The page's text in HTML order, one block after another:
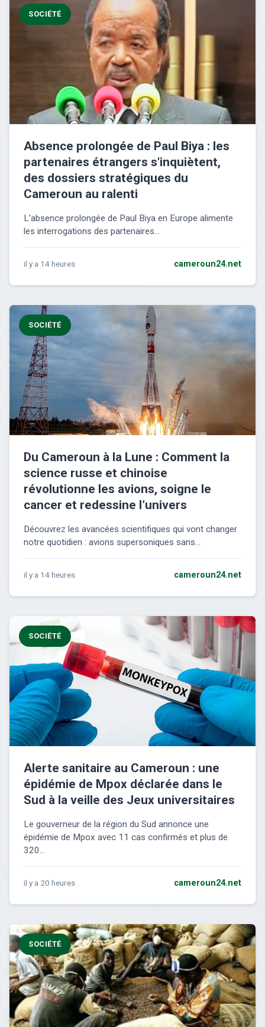
SOCIÉTÉ
Absence prolongée de Paul Biya : les
partenaires étrangers s'inquiètent,
des dossiers stratégiques du
Cameroun au ralenti
L'absence prolongée de Paul Biya en Europe alimente
les interrogations des partenaires...
il y a 14 heures cameroun24.net
SOCIÉTÉ
Du Cameroun à la Lune : Comment la
science russe et chinoise
révolutionne les avions, soigne le
cancer et redessine l’univers
Découvrez les avancées scientifiques qui vont changer
notre quotidien : avions supersoniques sans...
il y a 14 heures cameroun24.net
SOCIÉTÉ
Alerte sanitaire au Cameroun : une
épidémie de Mpox déclarée dans le
Sud à la veille des Jeux universitaires
Le gouverneur de la région du Sud annonce une
épidémie de Mpox avec 11 cas confirmés et plus de
320...
il y a 20 heures cameroun24.net
SOCIÉTÉ